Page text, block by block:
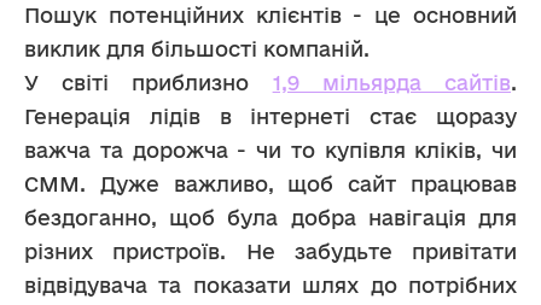
Пошук потенційних клієнтів - це основний
виклик для більшості компаній.
У світі приблизно 1,9 мільярда сайтів.
Генерація лідів в інтернеті стає щоразу
важча та дорожча - чи то купівля кліків, чи
СММ. Дуже важливо, щоб сайт працював
бездоганно, щоб була добра навігація для
різних пристроїв. Не забудьте привітати
відвідувача та показати шлях до потрібних